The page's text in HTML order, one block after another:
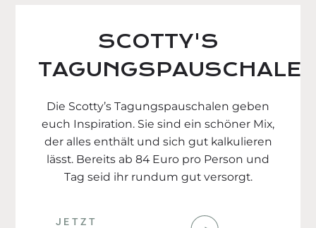
SCOTTY'S
Die Scotty’s Tagungspauschalen geben
euch Inspiration. Sie sind ein schöner Mix,
der alles enthält und sich gut kalkulieren
lässt. Bereits ab 84 Euro pro Person und
Tag seid ihr rundum gut versorgt.
JETZT